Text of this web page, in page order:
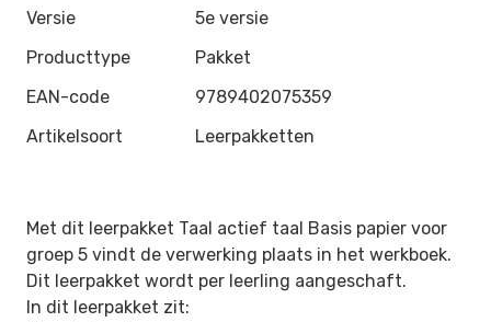
Versie
5e versie
Producttype
Pakket
EAN-code
9789402075359
Artikelsoort
Leerpakketten
Met dit leerpakket Taal actief taal Basis papier voor
groep 5 vindt de verwerking plaats in het werkboek.
Dit leerpakket wordt per leerling aangeschaft.
In dit leerpakket zit: